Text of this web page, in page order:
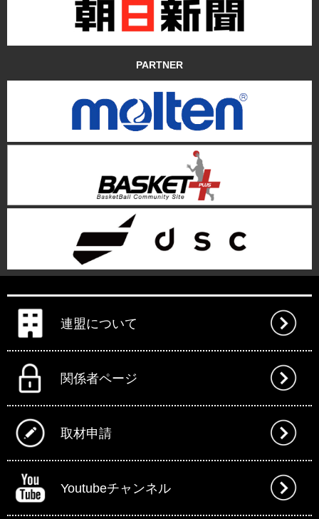
PARTNER
連盟について
関係者ページ
取材申請
Youtubeチャンネル